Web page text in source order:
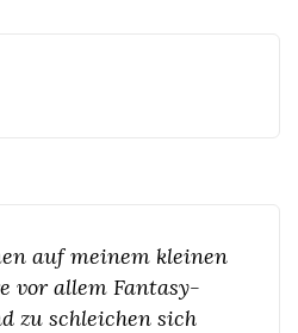
auf meinem kleinen
vor allem Fantasy-
zu schleichen sich